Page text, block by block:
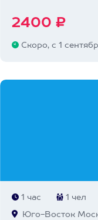
2400 ₽
Скоро, с 1
1 час 1 чел
Юго-Восток